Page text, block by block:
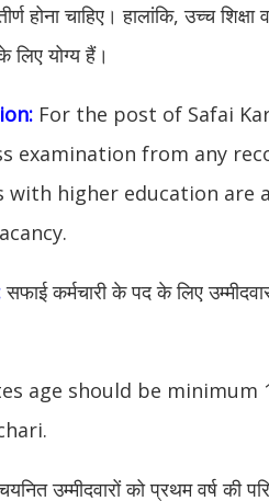
होना चाहिए। हालांकि, उच्च शिक्षा
योग्य हैं।
For the post of Safai
examination from any
with higher education are
सफाई कर्मचारी के पद के लिए
age should be minimum
उम्मीदवारों को प्रथम वर्ष की